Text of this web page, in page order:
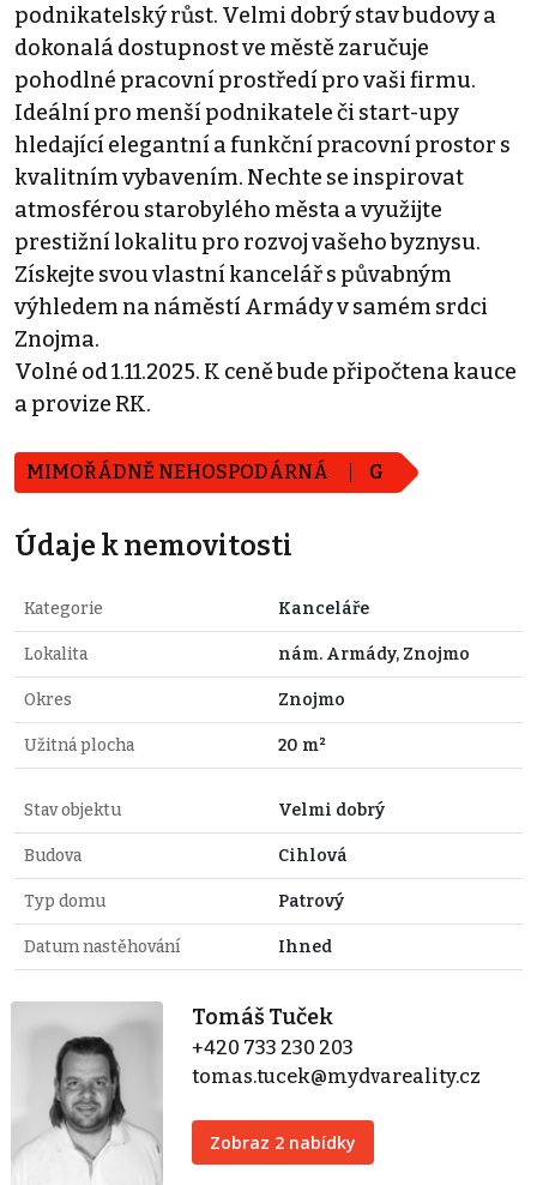
podnikatelský růst. Velmi dobrý stav budovy a
dokonalá dostupnost ve městě zaručuje
pohodlné pracovní prostředí pro vaši firmu.
Ideální pro menší podnikatele či start-upy
hledající elegantní a funkční pracovní prostor s
kvalitním vybavením. Nechte se inspirovat
atmosférou starobylého města a využijte
prestižní lokalitu pro rozvoj vašeho byznysu.
Získejte svou vlastní kancelář s půvabným
výhledem na náměstí Armády v samém srdci
Znojma.
Volné od 1.11.2025. K ceně bude připočtena kauce
a provize RK.
MIMOŘÁDNĚ NEHOSPODÁRNÁ G
Údaje k nemovitosti
Kategorie Kanceláře
Lokalita nám. Armády, Znojmo
Okres Znojmo
Užitná plocha 20 m²
Stav objektu Velmi dobrý
Budova Cihlová
Typ domu Patrový
Datum nastěhování Ihned
Tomáš Tuček
+420 733 230 203
tomas.tucek@mydvareality.cz
Zobraz 2 nabídky